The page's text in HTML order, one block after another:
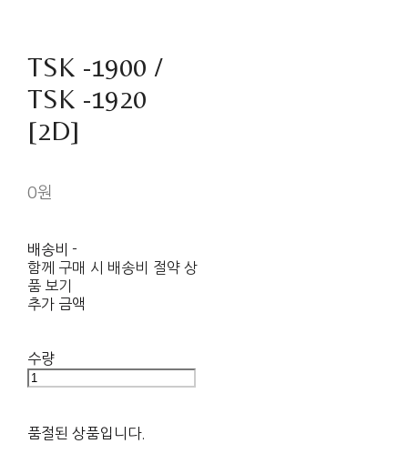
TSK -1900 /
TSK -1920
[2D]
0원
배송비 -
함께 구매 시 배송비 절약 상
품 보기
추가 금액
수량
품절된 상품입니다.